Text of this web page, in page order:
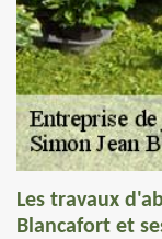
Les travaux
Blancafort et